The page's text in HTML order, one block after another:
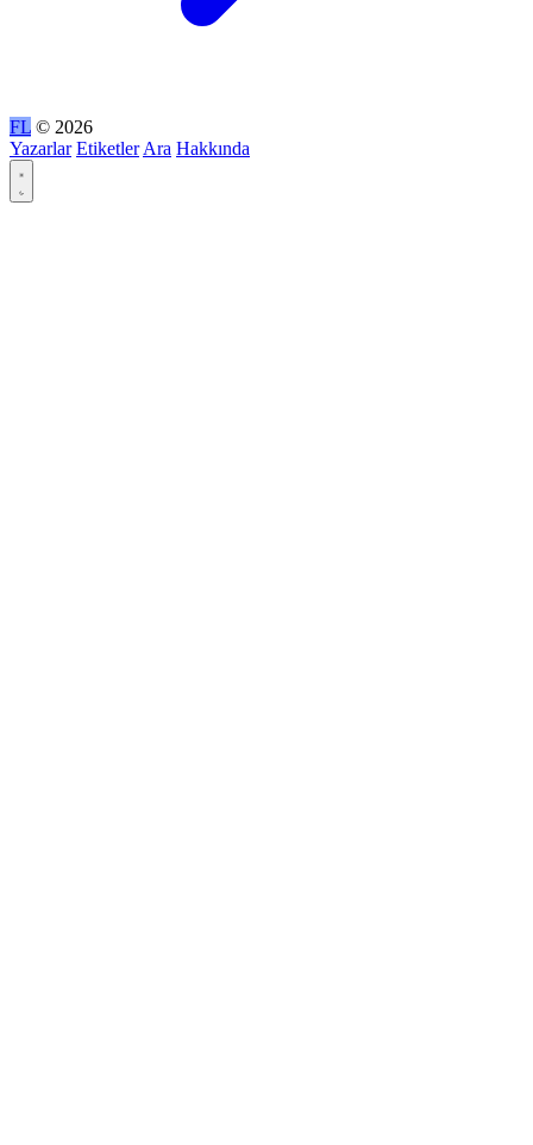
FL © 2026
Yazarlar Etiketler Ara Hakkında